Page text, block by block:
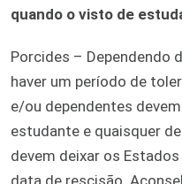
quando o visto de
Porcides – Dependendo
haver um período de
e/ou dependentes
estudante e quaisquer
devem deixar os